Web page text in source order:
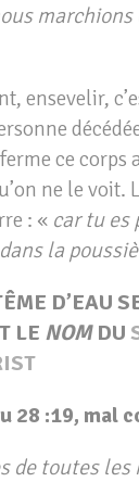
ensevelir,
ce corps
ne le voit.
: « car tu es
la
D’EAU
LE NOMDU
28 :19, mal
de toutes les